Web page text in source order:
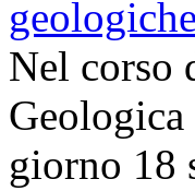
Nel corso
giorno 18